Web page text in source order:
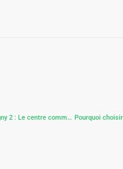
Découvrez Grigny 2 : Le centre commercial incontournable de l’Essonne